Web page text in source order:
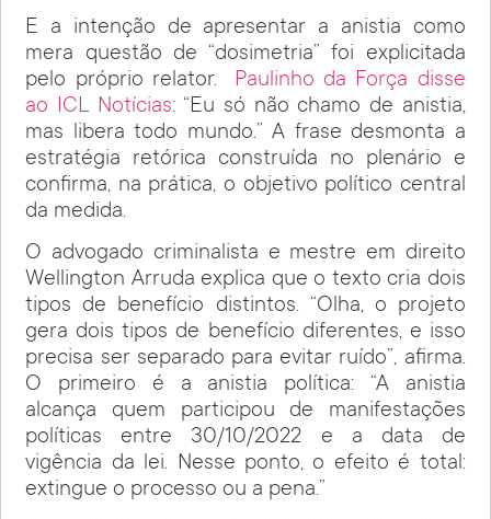
E a intenção de apresentar a anistia como
mera questão de “dosimetria” foi explicitada
pelo próprio relator. Paulinho da Força disse
ao ICL Notícias: “Eu só não chamo de anistia,
mas libera todo mundo.” A frase desmonta a
estratégia retórica construída no plenário e
confirma, na prática, o objetivo político central
da medida.
O advogado criminalista e mestre em direito
Wellington Arruda explica que o texto cria dois
tipos de benefício distintos. “Olha, o projeto
gera dois tipos de benefício diferentes, e isso
precisa ser separado para evitar ruído”, afirma.
O primeiro é a anistia política: “A anistia
alcança quem participou de manifestações
políticas entre 30/10/2022 e a data de
vigência da lei. Nesse ponto, o efeito é total:
extingue o processo ou a pena.”